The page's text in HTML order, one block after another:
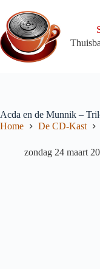
naar
de
inhoud
Acda en de Munnik –
Home
De CD-Kast
zondag 24 maart